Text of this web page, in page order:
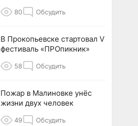
80 Обсудить
В Прокопьевске стартовал V
фестиваль «ПРОпикник»
58 Обсудить
Пожар в Малиновке унёс
жизни двух человек
49 Обсудить